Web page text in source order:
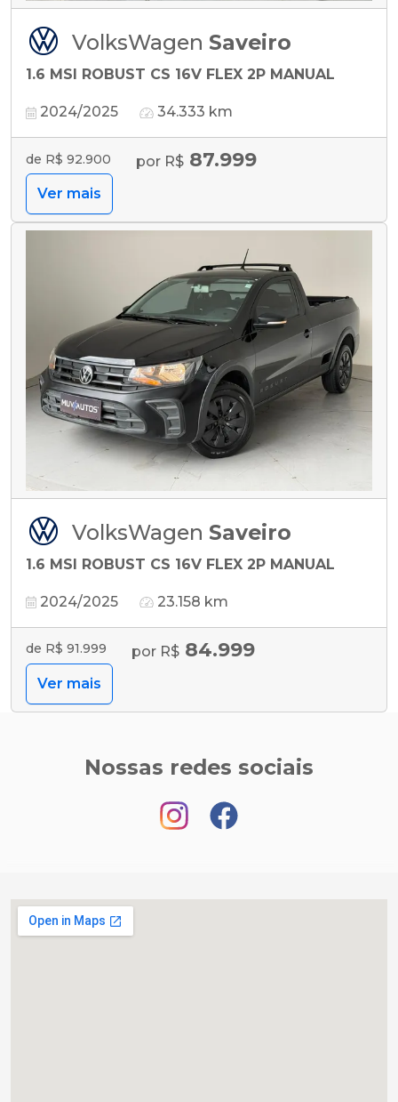
VolksWagen Saveiro
1.6 MSI ROBUST CS 16V FLEX 2P MANUAL
2024/2025 34.333 km
de R$ 92.900 por R$ 87.999
Ver mais
VolksWagen Saveiro
1.6 MSI ROBUST CS 16V FLEX 2P MANUAL
2024/2025 23.158 km
de R$ 91.999 por R$ 84.999
Ver mais
Nossas redes sociais